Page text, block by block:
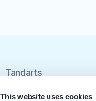
This website uses cookies
Tandarts
Student